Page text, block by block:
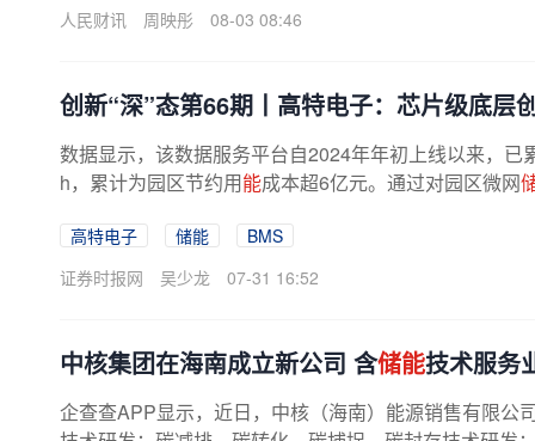
人民财讯
周映彤 08-03 08:46
创新“深”态第66期丨高特电子：芯片级底层
数据显示，该数据服务平台自2024年年初上线以来，已
h，累计为园区节约用能成本超6亿元。通过对园区微网
高特电子 储能
BMS
证券时报网
吴少龙 07-31 16:52
中核集团在海南成立新公司 含储能技术服务
企查查APP显示，近日，中核（海南）能源销售有限公